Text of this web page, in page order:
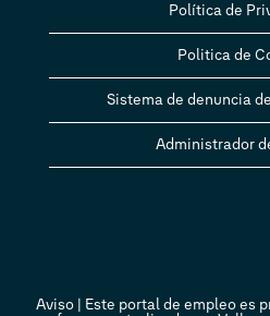
Política de
Politica de
Sistema de denuncia
Administrador
Aviso | Este portal de empleo es